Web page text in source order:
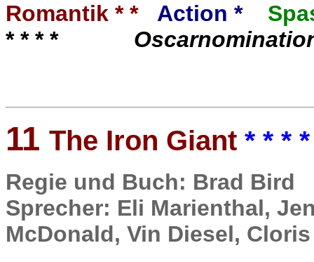
Romantik * * Action *
* * * *
11 The Iron Giant * * * *
Regie und Buch: Brad Bird
Sprecher: Eli Marienthal,
McDonald, Vin Diesel,